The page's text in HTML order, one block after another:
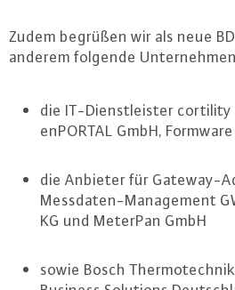
Zudem begrüßen wir als neue
anderem folgende
die IT-Dienst­leis­ter cortility
enPORTAL GmbH,
die Anbieter für Gate­way-
Mess­da­ten-Ma­nage­ment
KG und MeterPan GmbH
sowie Bosch